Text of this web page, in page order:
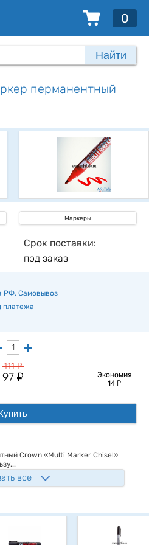
0
Найти
перманентный
Маркеры
Срок поставки:
под заказ
РФ, Самовывоз
платежа
111у
97 у
Экономия
14у
Crown «Multi Marker Chisel»
все